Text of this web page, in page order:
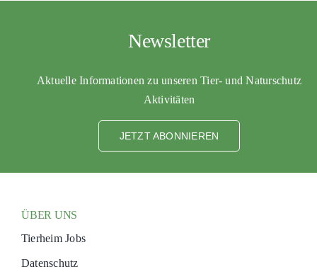
Newsletter
Aktuelle Informationen zu unseren Tier- und Naturschutz
Aktivitäten
JETZT ABONNIEREN
ÜBER UNS
Tierheim Jobs
Datenschutz